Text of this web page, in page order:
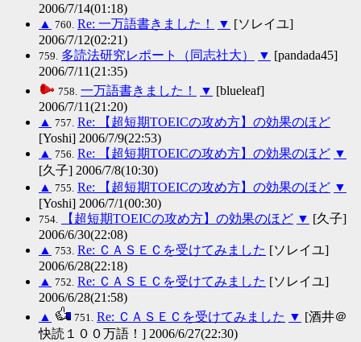
2006/7/14(01:18)
▲ 760. Re: 一万語書きました！ ▼ [ソレイユ]
2006/7/12(02:21)
759. 多読法研究レポート（同志社大） ▼ [pandada45]
2006/7/11(21:35)
758. 一万語書きました！ ▼ [blueleaf]
2006/7/11(21:20)
▲ 757. Re: 【超短期TOEICの攻め方】の効果のほど
[Yoshi] 2006/7/9(22:53)
▲ 756. Re: 【超短期TOEICの攻め方】の効果のほど ▼
[久子] 2006/7/8(10:30)
▲ 755. Re: 【超短期TOEICの攻め方】の効果のほど ▼
[Yoshi] 2006/7/1(00:30)
754. 【超短期TOEICの攻め方】の効果のほど ▼ [久子]
2006/6/30(22:08)
▲ 753. Re: ＣＡＳＥＣを受けてみました [ソレイユ]
2006/6/28(22:18)
▲ 752. Re: ＣＡＳＥＣを受けてみました [ソレイユ]
2006/6/28(21:58)
▲
751. Re: ＣＡＳＥＣを受けてみました ▼ [酒井＠
快読１００万語！] 2006/6/27(22:30)